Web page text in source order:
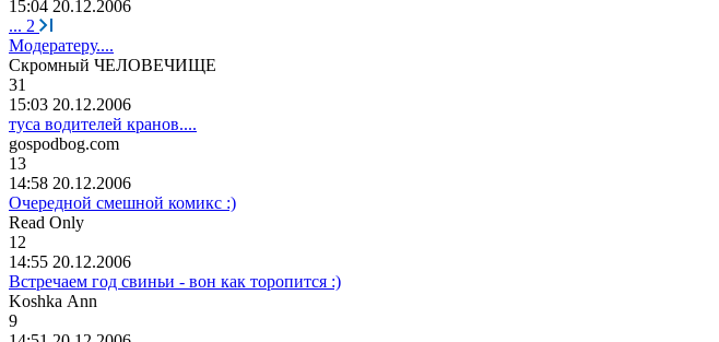
15:04 20.12.2006
... 2
Модератеру....
Скромный ЧЕЛОВЕЧИЩЕ
31
15:03 20.12.2006
туса водителей кранов....
gospodbog.com
13
14:58 20.12.2006
Очередной смешной комикс :)
Read Only
12
14:55 20.12.2006
Встречаем год свиньи - вон как торопится :)
Koshka Ann
9